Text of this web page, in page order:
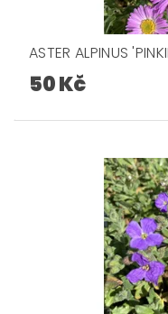
ASTER ALPINUS
50 Kč